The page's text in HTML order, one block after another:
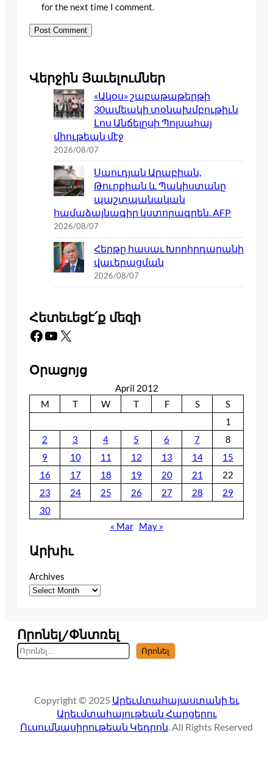
for the next time I comment.
Վերջին Յաւելումներ
«Ակօս» շաբաթաթերթի
30ամեակի տօնախմբութիւն
Լոս Անճելըսի Պոլսահայ
միութեան մէջ
2026/08/07
Սաուդյան Արաբիան,
Թուրքիան և Պակիստանը
պաշտպանական
համաձայնագիր կստորագրեն. AFP
2026/08/07
Հերթը հասաւ Խորհրդարանի
վաւերացման
2026/08/07
Հետեւեցէ՛ք մեզի
Facebook YouTube X
Օրացոյց
April 2012
M
T W T F S
S
1
2
3 4 5 6 7
8
9
10 11 12 13 14
15
16
17 18 19 20 21
22
23
24 25 26 27 28
29
30
« Mar May »
Արխիւ
Archives
Որոնել/Փնտռել
S
e
c
h
Որոնել
Copyright © 2025 Արեւմտահայաստանի եւ
Արեւմտահայութեան Հարցերու
Ուսումնասիրութեան Կեդրոն. All Rights Reserved